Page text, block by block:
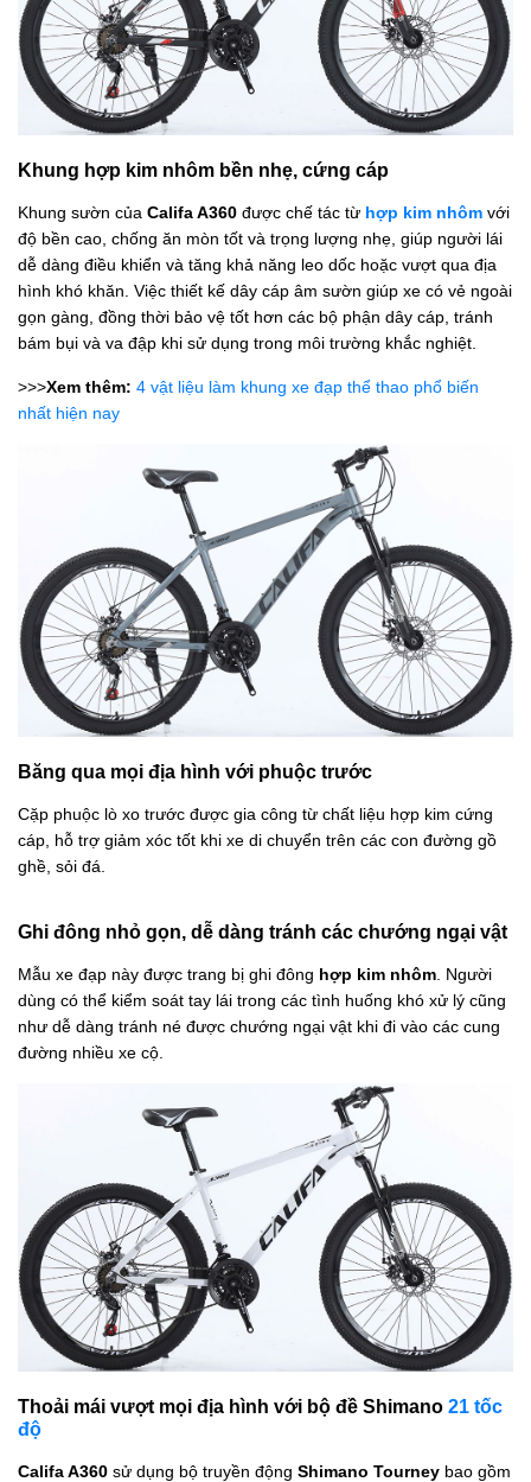
Khung hợp kim nhôm bền nhẹ, cứng cáp
Khung sườn của Califa A360 được chế tác từ hợp kim nhôm với
độ bền cao, chống ăn mòn tốt và trọng lượng nhẹ, giúp người lái
dễ dàng điều khiển và tăng khả năng leo dốc hoặc vượt qua địa
hình khó khăn. Việc thiết kế dây cáp âm sườn giúp xe có vẻ ngoài
gọn gàng, đồng thời bảo vệ tốt hơn các bộ phận dây cáp, tránh
bám bụi và va đập khi sử dụng trong môi trường khắc nghiệt.
>>>Xem thêm: 4 vật liệu làm khung xe đạp thể thao phổ biến
nhất hiện nay
Băng qua mọi địa hình với phuộc trước
Cặp phuộc lò xo trước được gia công từ chất liệu hợp kim cứng
cáp, hỗ trợ giảm xóc tốt khi xe di chuyển trên các con đường gồ
ghề, sỏi đá.
Ghi đông nhỏ gọn, dễ dàng tránh các chướng ngại vật
Mẫu xe đạp này được trang bị ghi đông hợp kim nhôm . Người
dùng có thể kiểm soát tay lái trong các tình huống khó xử lý cũng
như dễ dàng tránh né được chướng ngại vật khi đi vào các cung
đường nhiều xe cộ.
Thoải mái vượt mọi địa hình với bộ đề Shimano 21 tốc
độ
Califa A360 sử dụng bộ truyền động Shimano Tourney bao gồm